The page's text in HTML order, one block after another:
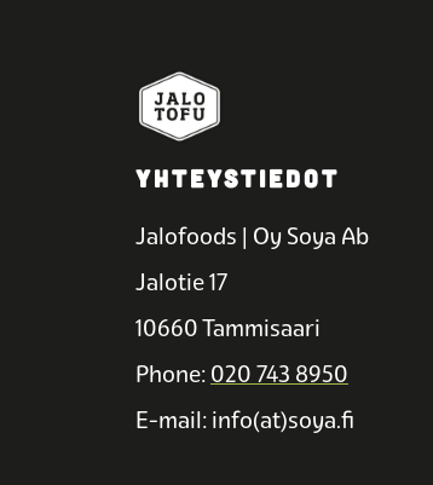
YHTEYSTIEDOT
Jalofoods | Oy Soya Ab
Jalotie 17
10660 Tammisaari
Phone: 020 743 8950
E-mail: info(at)soya.fi